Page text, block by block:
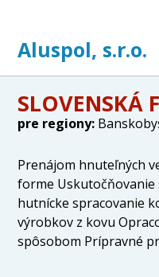
Aluspol, s.r.o.
SLOVENSKÁ
pre regiony:
Prenájom hnuteľných
forme Uskutočňovanie
hutnícke spracovanie
výrobkov z kovu
spôsobom Prípravné